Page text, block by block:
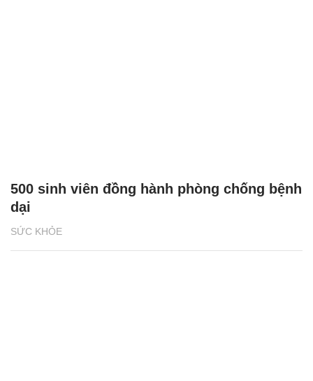
SỨC KHỎE
500 sinh viên đồng hành phòng chống bệnh
dại